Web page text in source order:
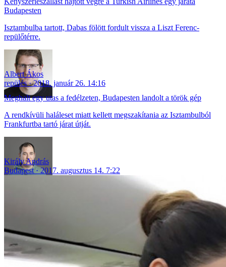
Budapesten
Isztambulba tartott, Dabas fölött fordult vissza a Liszt Ferenc-
repülőtérre.
Albert Ákos
repülés
2018. január 26. 14:16
Meghalt egy utas a fedélzeten, Budapesten landolt a török gép
A rendkívüli haláleset miatt kellett megszakítania az Isztambulból
Frankfurtba tartó járat útját.
Király András
Budapest
2017. augusztus 14. 7:22